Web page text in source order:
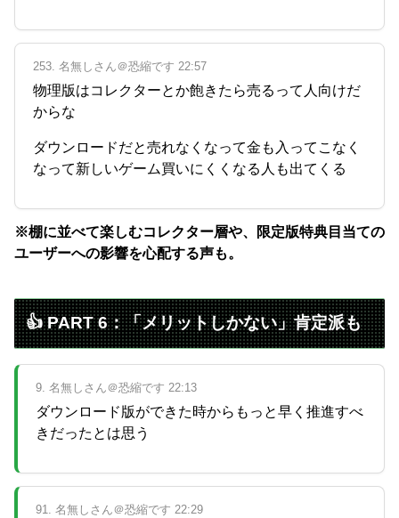
253. 名無しさん＠恐縮です 22:57
物理版はコレクターとか飽きたら売るって人向けだ
からな
ダウンロードだと売れなくなって金も入ってこなく
なって新しいゲーム買いにくくなる人も出てくる
※棚に並べて楽しむコレクター層や、限定版特典目当ての
ユーザーへの影響を心配する声も。
👍 PART 6：「メリットしかない」肯定派も
9. 名無しさん＠恐縮です 22:13
ダウンロード版ができた時からもっと早く推進すべ
きだったとは思う
91. 名無しさん＠恐縮です 22:29